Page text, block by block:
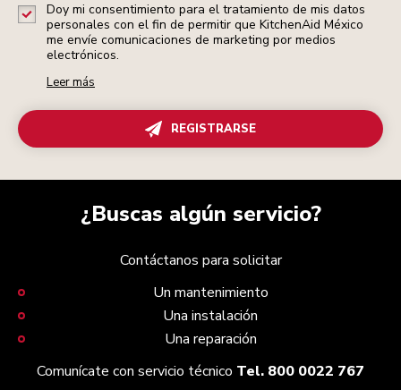
Doy mi consentimiento para el tratamiento de mis datos
personales con el fin de permitir que KitchenAid México
me envíe comunicaciones de marketing por medios
electrónicos.
Leer más
REGISTRARSE
¿Buscas algún servicio?
Contáctanos para solicitar
Un mantenimiento
Una instalación
Una reparación
Comunícate con servicio técnico Tel. 800 0022 767